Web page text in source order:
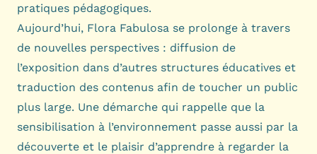
pratiques pédagogiques.
Aujourd’hui, Flora Fabulosa se prolonge à travers
de nouvelles perspectives : diffusion de
l’exposition dans d’autres structures éducatives et
traduction des contenus afin de toucher un public
plus large. Une démarche qui rappelle que la
sensibilisation à l’environnement passe aussi par la
découverte et le plaisir d’apprendre à regarder la